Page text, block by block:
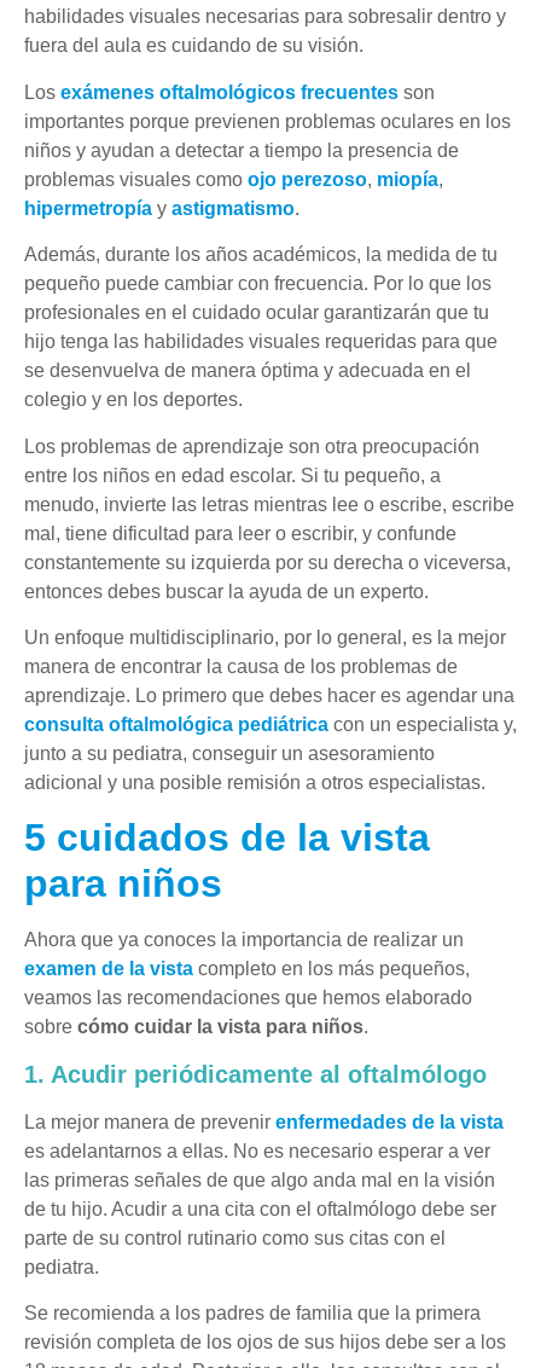
habilidades visuales necesarias para sobresalir dentro y
fuera del aula es cuidando de su visión.
Los exámenes oftalmológicos frecuentes son
importantes porque previenen problemas oculares en los
niños y ayudan a detectar a tiempo la presencia de
problemas visuales como ojo perezoso, miopía,
hipermetropía y astigmatismo.
Además, durante los años académicos, la medida de tu
pequeño puede cambiar con frecuencia. Por lo que los
profesionales en el cuidado ocular garantizarán que tu
hijo tenga las habilidades visuales requeridas para que
se desenvuelva de manera óptima y adecuada en el
colegio y en los deportes.
Los problemas de aprendizaje son otra preocupación
entre los niños en edad escolar. Si tu pequeño, a
menudo, invierte las letras mientras lee o escribe, escribe
mal, tiene dificultad para leer o escribir, y confunde
constantemente su izquierda por su derecha o viceversa,
entonces debes buscar la ayuda de un experto.
Un enfoque multidisciplinario, por lo general, es la mejor
manera de encontrar la causa de los problemas de
aprendizaje. Lo primero que debes hacer es agendar una
consulta oftalmológica pediátrica con un especialista y,
junto a su pediatra, conseguir un asesoramiento
adicional y una posible remisión a otros especialistas.
5 cuidados de la vista
para niños
Ahora que ya conoces la importancia de realizar un
examen de la vista completo en los más pequeños,
veamos las recomendaciones que hemos elaborado
sobre cómo cuidar la vista para niños.
1. Acudir periódicamente al oftalmólogo
La mejor manera de prevenir enfermedades de la vista
es adelantarnos a ellas. No es necesario esperar a ver
las primeras señales de que algo anda mal en la visión
de tu hijo. Acudir a una cita con el oftalmólogo debe ser
parte de su control rutinario como sus citas con el
pediatra.
Se recomienda a los padres de familia que la primera
revisión completa de los ojos de sus hijos debe ser a los